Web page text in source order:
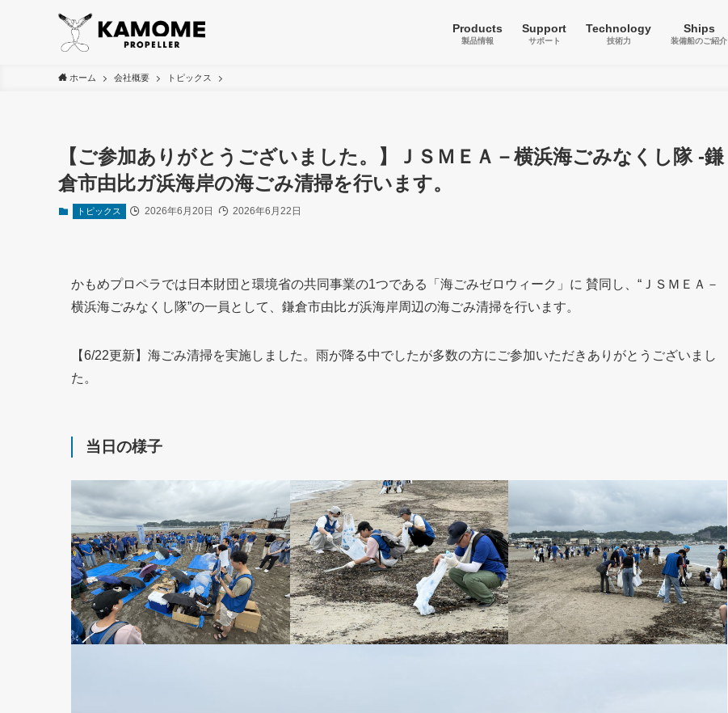
Products
製品情報
Support
サポート
Technology
技術力
Ships
装備船のご紹介
ホーム 会社概要 トピックス
【ご参加ありがとうございました。】ＪＳＭＥＡ－横浜海ごみなくし隊 -鎌
倉市由比ガ浜海岸の海ごみ清掃を行います。
トピックス 2026年6月20日 2026年6月22日
かもめプロペラでは日本財団と環境省の共同事業の1つである「海ごみゼロウィーク」に 賛同し、“ＪＳＭＥＡ－
横浜海ごみなくし隊”の一員として、鎌倉市由比ガ浜海岸周辺の海ごみ清掃を行います。
【6/22更新】海ごみ清掃を実施しました。雨が降る中でしたが多数の方にご参加いただきありがとうございまし
た。
当日の様子